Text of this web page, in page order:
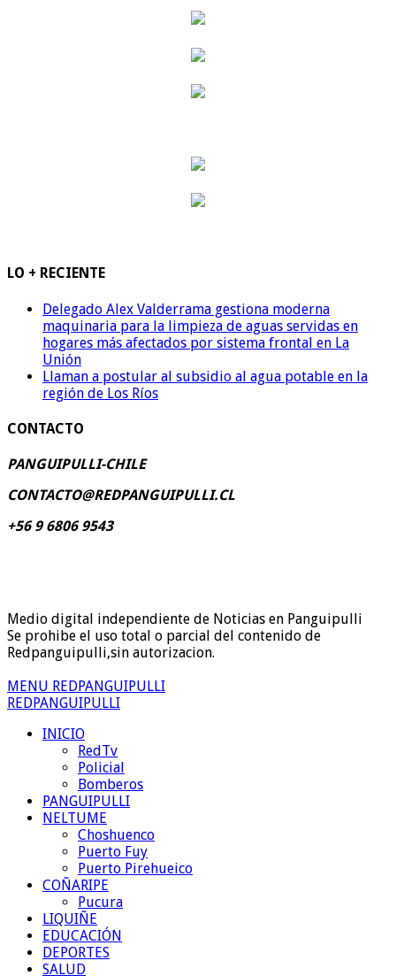
LO + RECIENTE
Delegado Alex Valderrama gestiona moderna
maquinaria para la limpieza de aguas servidas en
hogares más afectados por sistema frontal en La
Unión
Llaman a postular al subsidio al agua potable en la
región de Los Ríos
CONTACTO
PANGUIPULLI-CHILE
CONTACTO@REDPANGUIPULLI.CL
+56 9 6806 9543
Medio digital independiente de Noticias en Panguipulli
Se prohibe el uso total o parcial del contenido de
Redpanguipulli,sin autorizacion.
MENU REDPANGUIPULLI
REDPANGUIPULLI
INICIO
RedTv
Policial
Bomberos
PANGUIPULLI
NELTUME
Choshuenco
Puerto Fuy
Puerto Pirehueico
COÑARIPE
Pucura
LIQUIÑE
EDUCACIÓN
DEPORTES
SALUD